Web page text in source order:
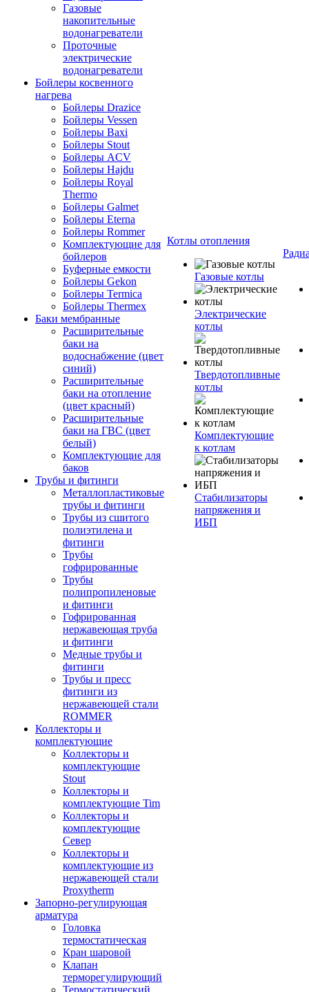
Газовые
накопительные
водонагреватели
Проточные
электрические
водонагреватели
Бойлеры косвенного
нагрева
Бойлеры Drazice
Бойлеры Vessen
Бойлеры Baxi
Бойлеры Stout
Бойлеры ACV
Бойлеры Hajdu
Бойлеры Royal
Thermo
Бойлеры Galmet
Бойлеры Eterna
Бойлеры Rommer
Комплектующие для
бойлеров
Буферные емкости
Бойлеры Gekon
Бойлеры Termica
Бойлеры Thermex
Баки мембранные
Расширительные
баки на
водоснабжение (цвет
синий)
Расширительные
баки на отопление
(цвет красный)
Расширительные
баки на ГВС (цвет
белый)
Комплектующие для
баков
Трубы и фитинги
Металлопластиковые
трубы и фитинги
Трубы из сшитого
полиэтилена и
фитинги
Трубы
гофрированные
Трубы
полипропиленовые
и фитинги
Гофрированная
нержавеющая труба
и фитинги
Медные трубы и
фитинги
Трубы и пресс
фитинги из
нержавеющей стали
ROMMER
Коллекторы и
комплектующие
Коллекторы и
комплектующие
Stout
Коллекторы и
комплектующие Tim
Коллекторы и
комплектующие
Север
Коллекторы и
комплектующие из
нержавеющей стали
Proxytherm
Запорно-регулирующая
арматура
Головка
термостатическая
Кран шаровой
Клапан
терморегулирующий
Термостатический
Котлы отопления
Газовые котлы
Электрические
котлы
Твердотопливные
котлы
Комплектующие
к котлам
Стабилизаторы
напряжения и
ИБП